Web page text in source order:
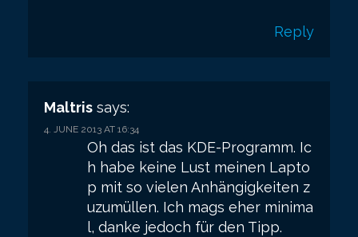
Reply
Maltris says:
4. JUNE 2013 AT 16:34
Oh das ist das KDE-Programm. Ic
h habe keine Lust meinen Lapto
p mit so vielen Anhängigkeiten z
uzumüllen. Ich mags eher minima
l, danke jedoch für den Tipp.